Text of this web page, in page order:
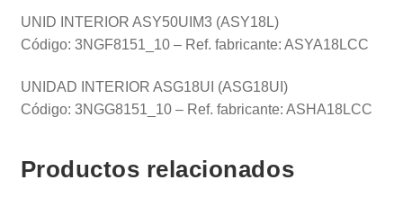
UNID INTERIOR ASY50UIM3 (ASY18L)
Código: 3NGF8151_10 – Ref. fabricante: ASYA18LCC
UNIDAD INTERIOR ASG18UI (ASG18UI)
Código: 3NGG8151_10 – Ref. fabricante: ASHA18LCC
Productos relacionados